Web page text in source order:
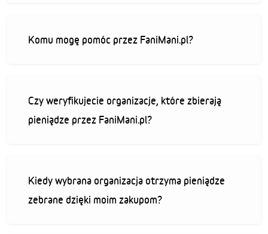
Komu mogę pomóc przez FaniMani.pl?
Czy weryfikujecie organizacje, które zbierają
pieniądze przez FaniMani.pl?
Kiedy wybrana organizacja otrzyma pieniądze
zebrane dzięki moim zakupom?